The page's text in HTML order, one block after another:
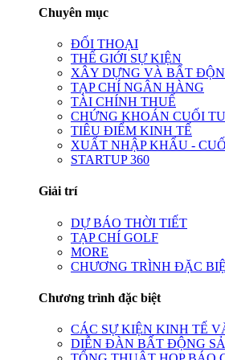
Chuyên mục
ĐỐI THOẠI
THẾ GIỚI SỰ KIỆN
XÂY DỰNG VÀ BẤT
TẠP CHÍ NGÂN HÀNG
TÀI CHÍNH THUẾ
CHỨNG KHOÁN CUỐI
TIÊU ĐIỂM KINH TẾ
XUẤT NHẬP KHẨU -
STARTUP 360
Giải trí
DỰ BÁO THỜI TIẾT
TẠP CHÍ GOLF
MORE
CHƯƠNG TRÌNH ĐẶC
Chương trình đặc biệt
CÁC SỰ KIỆN KINH TẾ
DIỄN ĐÀN BẤT ĐỘNG